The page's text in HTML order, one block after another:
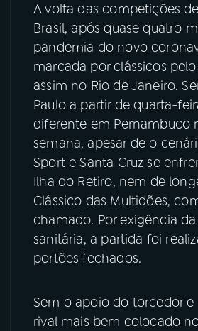
04PROGRAMAS
PODCASTS
06 VIDEOCASTS
ÚLTIMAS
08FESTIVAL DE MÚSICA
ACOMPANHE A RÁDIO NACIONAL
Instagram
A volta das competições
Brasil, após quase quatro
pandemia do novo
marcada por clássicos pelo
assim no Rio de Janeiro.
Paulo a partir de quarta-
diferente em Pernambuco
semana, apesar de o
Sport e Santa Cruz se
Ilha do Retiro, nem de
Clássico das Multidões,
chamado. Por exigência
sanitária, a partida foi
portões fechados.
Sem o apoio do torcedor
rival mais bem colocado